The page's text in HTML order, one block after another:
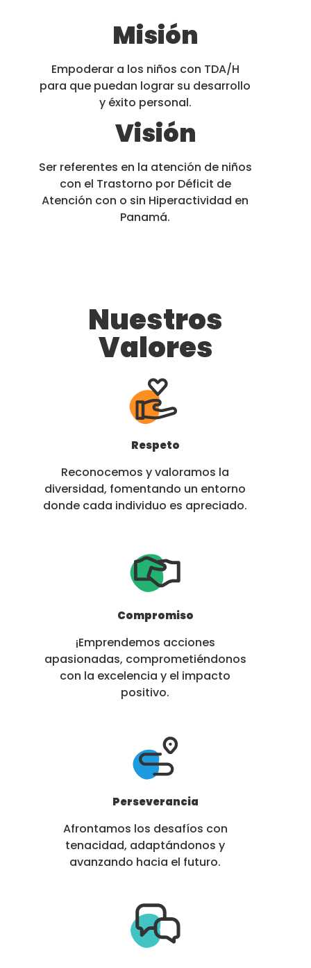
Misión
Empoderar a los niños con TDA/H
para que puedan lograr su desarrollo
y éxito personal.
Visión
Ser referentes en la atención de niños
con el Trastorno por Déficit de
Atención con o sin Hiperactividad en
Panamá.
Nuestros
Valores
Respeto
Reconocemos y valoramos la
diversidad, fomentando un entorno
donde cada individuo es apreciado.
Compromiso
¡Emprendemos acciones
apasionadas, comprometiéndonos
con la excelencia y el impacto
positivo.
Perseverancia
Afrontamos los desafíos con
tenacidad, adaptándonos y
avanzando hacia el futuro.